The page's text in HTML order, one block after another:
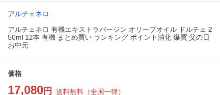
アルチェネロ
アルチェネロ 有機エキストラバージン オリーブオイル ドルチェ 2
50ml 12本 有機 まとめ買い ランキング ポイント消化 爆買 父の日
お中元
価格
17,080 円 送料無料 （全国一律）